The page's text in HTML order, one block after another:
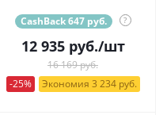
CashBack 647 руб. ?
12 935руб./шт
16 169 руб.
-25%
Экономия 3 234 руб.